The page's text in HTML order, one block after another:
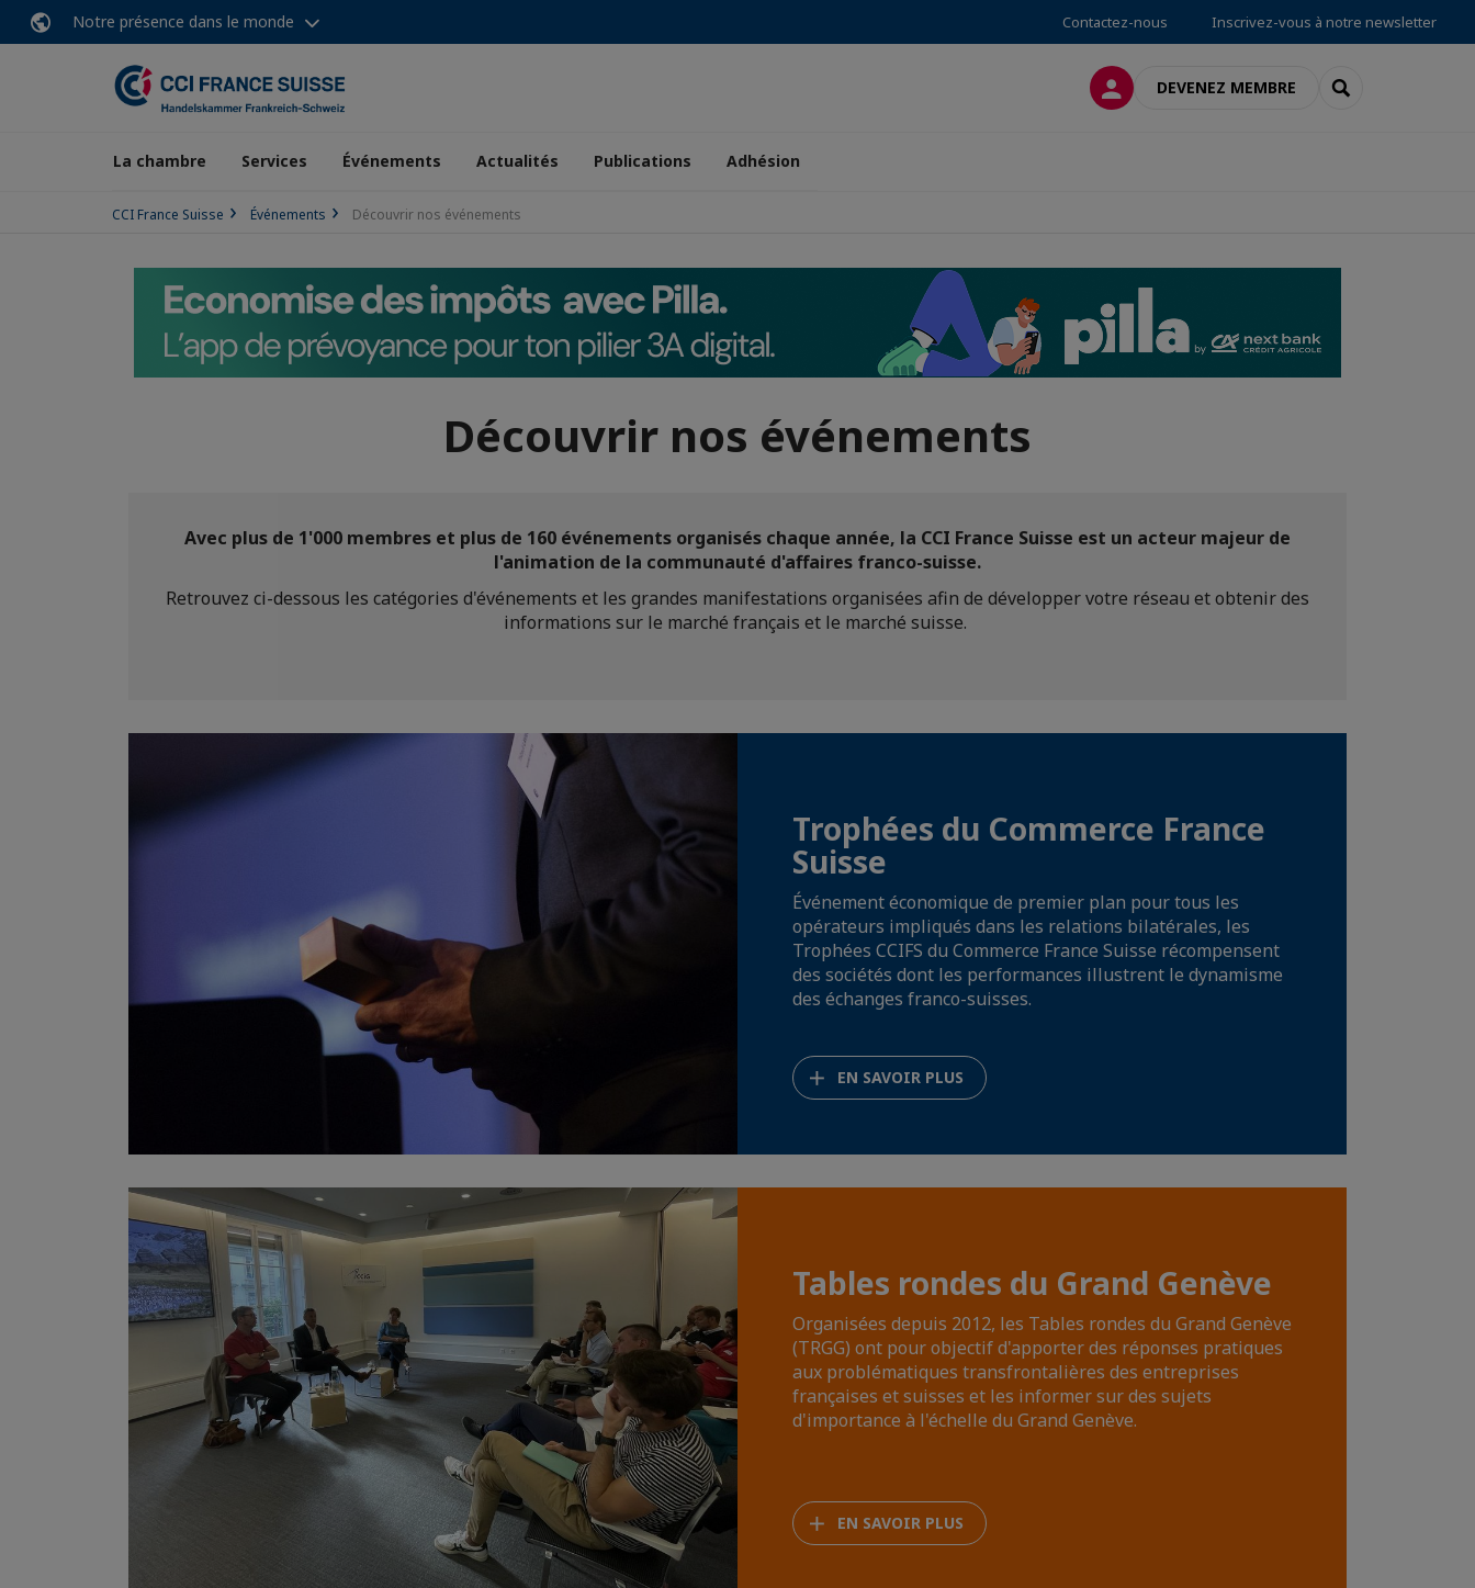
Notre présence dans le monde Contactez-nous Inscrivez-vous à notre newsletter
CONNEXIONDEVENEZ MEMBRE RECHERCHER
La chambre Services Événements Actualités Publications Adhésion
CCI France Suisse Événements Découvrir nos événements
Découvrir nos événements
Avec plus de 1'000 membres et plus de 160 événements organisés chaque année, la CCI France Suisse est un acteur majeur de
l'animation de la communauté d'affaires franco-suisse.
Retrouvez ci-dessous les catégories d'événements et les grandes manifestations organisées afin de développer votre réseau et obtenir des
informations sur le marché français et le marché suisse.
Trophées du Commerce France
Suisse
Événement économique de premier plan pour tous les
opérateurs impliqués dans les relations bilatérales, les
Trophées CCIFS du Commerce France Suisse récompensent
des sociétés dont les performances illustrent le dynamisme
des échanges franco-suisses.
EN SAVOIR PLUS
Tables rondes du Grand Genève
Organisées depuis 2012, les Tables rondes du Grand Genève
(TRGG) ont pour objectif d'apporter des réponses pratiques
aux problématiques transfrontalières des entreprises
françaises et suisses et les informer sur des sujets
d'importance à l'échelle du Grand Genève.
EN SAVOIR PLUS